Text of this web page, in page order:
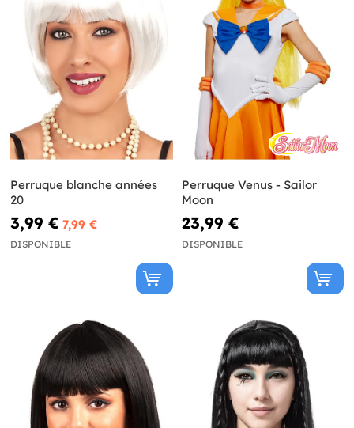
Perruque blanche années
20
3,99 € 7,99 €
DISPONIBLE
Perruque Venus - Sailor
Moon
23,99 €
DISPONIBLE